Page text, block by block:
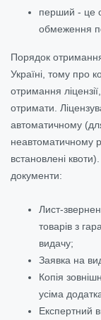
перший - це
обмеження по
Порядок
Україні, тому про
отримання
отримати.
автоматичному
неавтоматичному
встановлені
документи:
Лист-
товарів з
видачу;
Заявка на
Копія
усіма
Експертний